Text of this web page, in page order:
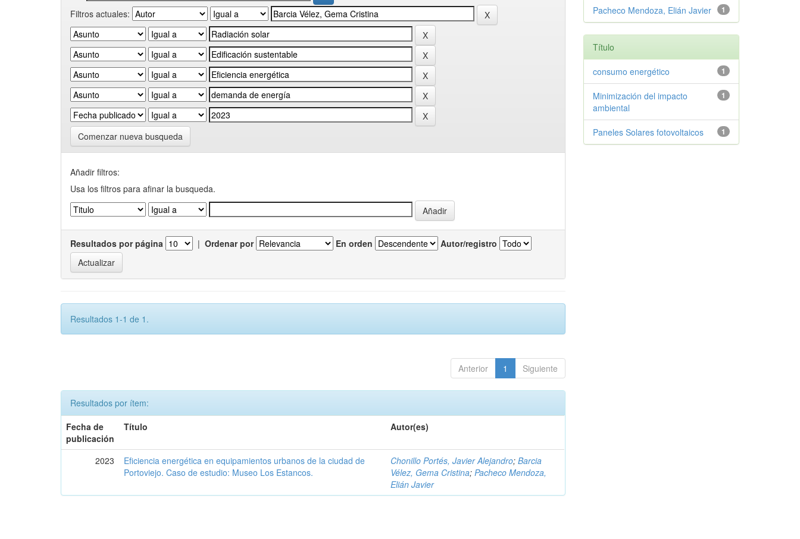
Filtros actuales:
Comenzar nueva busqueda
Añadir filtros:
Usa los filtros para afinar la busqueda.
Resultados por página | Ordenar por En orden Autor/registro
Resultados 1-1 de 1.
Anterior 1 Siguiente
Resultados por ítem:
Fecha de
publicación
Título Autor(es)
2023
Eficiencia energética en equipamientos urbanos de la ciudad de
Portoviejo. Caso de estudio: Museo Los Estancos.
Chonillo Portés, Javier Alejandro;Barcia
Vélez, Gema Cristina;Pacheco Mendoza,
Elián Javier
1
Pacheco Mendoza, Elián Javier
Título
1
consumo energético
1
Minimización del impacto
ambiental
1
Paneles Solares fotovoltaicos